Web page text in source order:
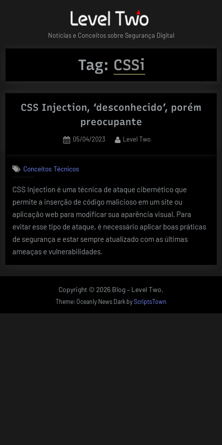
Notícias e Conceitos sobre Segurança Digital
Tag: CSSi
CSS Injection, ‘desconhecido’, porém
preocupante
Posted
05/04/2023 By
Level Two
Conceitos Técnicos
CSS Injection é uma técnica de ataque cibernético que
permite a inserção de código malicioso em um site ou
aplicação web para modificar sua aparência visual. Para
evitar esse tipo de ataque, é necessário aplicar boas práticas
de segurança e estar sempre atualizado com as últimas
ameaças e vulnerabilidades.
Copyright © 2026 Blog – Level Two.
Theme: Oceanly News Dark byScriptsTown